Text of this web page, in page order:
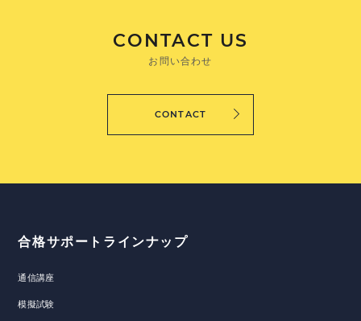
CONTACT US
お問い合わせ
CONTACT
合格サポートラインナップ
通信講座
模擬試験